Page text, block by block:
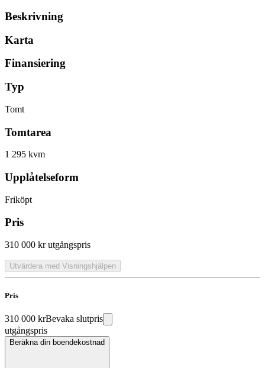
Beskrivning
Karta
Finansiering
Typ
Tomt
Tomtarea
1 295 kvm
Upplåtelseform
Friköpt
Pris
310 000 kr utgångspris
Utvärdera med Visningshjälpen
Pris
310 000 krBevaka slutpris
utgångspris
Beräkna din boendekostnad